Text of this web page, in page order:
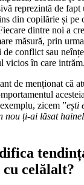
reprezintă de fapt
din copilărie și pe
dintre noi a
măsură, prin
conflict sau
vicios în care intrăm.
de menționat că
zicem ”ești
nou ți-ai lăsat
celălalt?